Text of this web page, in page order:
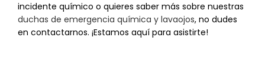
incidente químico o quieres saber más sobre nuestras
duchas de emergencia química y lavaojos, no dudes
en contactarnos. ¡Estamos aquí para asistirte!